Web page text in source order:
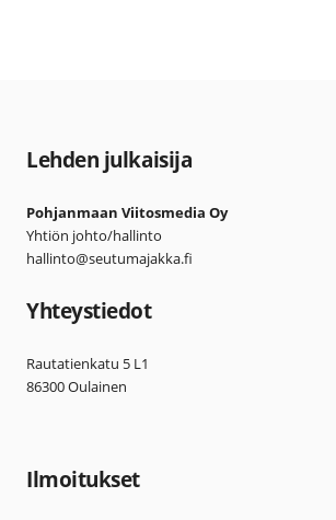
Lehden julkaisija
Pohjanmaan Viitosmedia Oy
Yhtiön johto/hallinto
hallinto@seutumajakka.fi
Yhteystiedot
Rautatienkatu 5 L1
86300 Oulainen
Ilmoitukset